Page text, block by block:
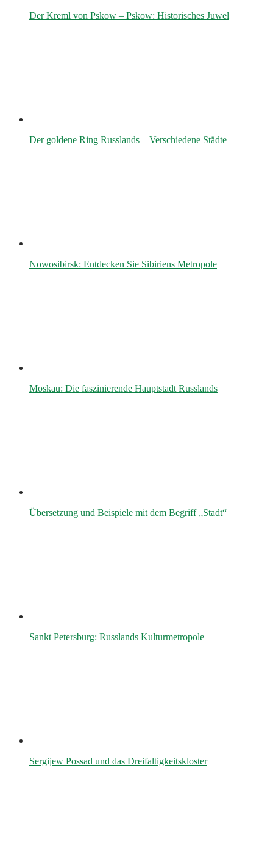
Der Kreml von Pskow – Pskow: Historisches Juwel
Der goldene Ring Russlands – Verschiedene Städte
Nowosibirsk: Entdecken Sie Sibiriens Metropole
Moskau: Die faszinierende Hauptstadt Russlands
Übersetzung und Beispiele mit dem Begriff „Stadt“
Sankt Petersburg: Russlands Kulturmetropole
Sergijew Possad und das Dreifaltigkeitskloster